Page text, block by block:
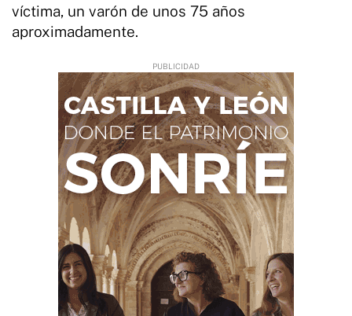
víctima, un varón de unos 75 años
aproximadamente.